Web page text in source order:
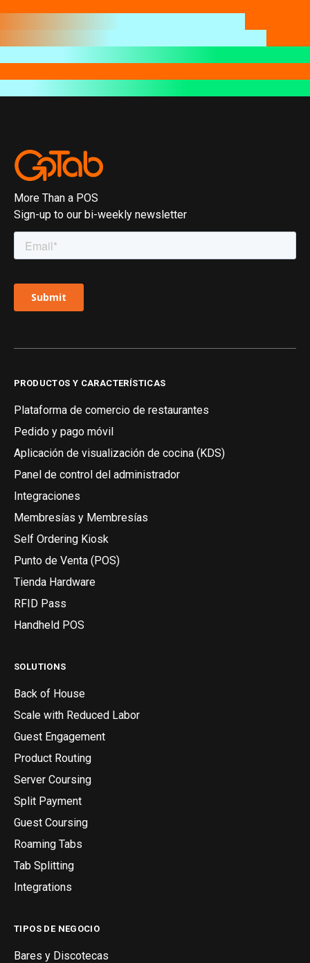
More Than a POS
Sign-up to our bi-weekly newsletter
PRODUCTOS Y CARACTERÍSTICAS
Plataforma de comercio de restaurantes
Pedido y pago móvil
Aplicación de visualización de cocina (KDS)
Panel de control del administrador
Integraciones
Membresías y Membresías
Self Ordering Kiosk
Punto de Venta (POS)
Tienda Hardware
RFID Pass
Handheld POS
SOLUTIONS
Back of House
Scale with Reduced Labor
Guest Engagement
Product Routing
Server Coursing
Split Payment
Guest Coursing
Roaming Tabs
Tab Splitting
Integrations
TIPOS DE NEGOCIO
Bares y Discotecas